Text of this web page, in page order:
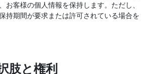
お客様の個人情報を保持します。ただし、
持期間が要求または許可されている場合を
肢と権利